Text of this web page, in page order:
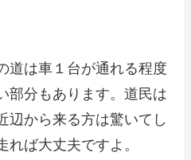
道は車１台が通れる程度
部分もあります。道民は
辺から来る方は驚いてし
れば大丈夫ですよ。